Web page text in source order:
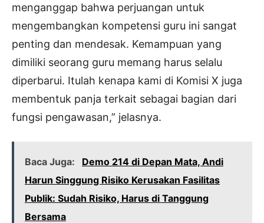
menganggap bahwa perjuangan untuk
mengembangkan kompetensi guru ini sangat
penting dan mendesak. Kemampuan yang
dimiliki seorang guru memang harus selalu
diperbarui. Itulah kenapa kami di Komisi X juga
membentuk panja terkait sebagai bagian dari
fungsi pengawasan,” jelasnya.
Baca Juga:
Demo 214 di Depan Mata, Andi
Harun Singgung Risiko Kerusakan Fasilitas
Publik: Sudah Risiko, Harus di Tanggung
Bersama